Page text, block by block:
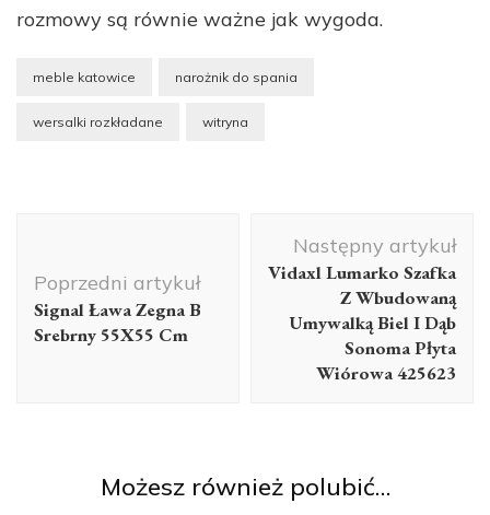
rozmowy są równie ważne jak wygoda.
meble katowice narożnik do spania
wersalki rozkładane witryna
Poprzedni artykuł
Signal Ława Zegna B
Srebrny 55X55 Cm
Następny artykuł
Vidaxl Lumarko Szafka
Z Wbudowaną
Umywalką Biel I Dąb
Sonoma Płyta
Wiórowa 425623
Możesz również polubić…